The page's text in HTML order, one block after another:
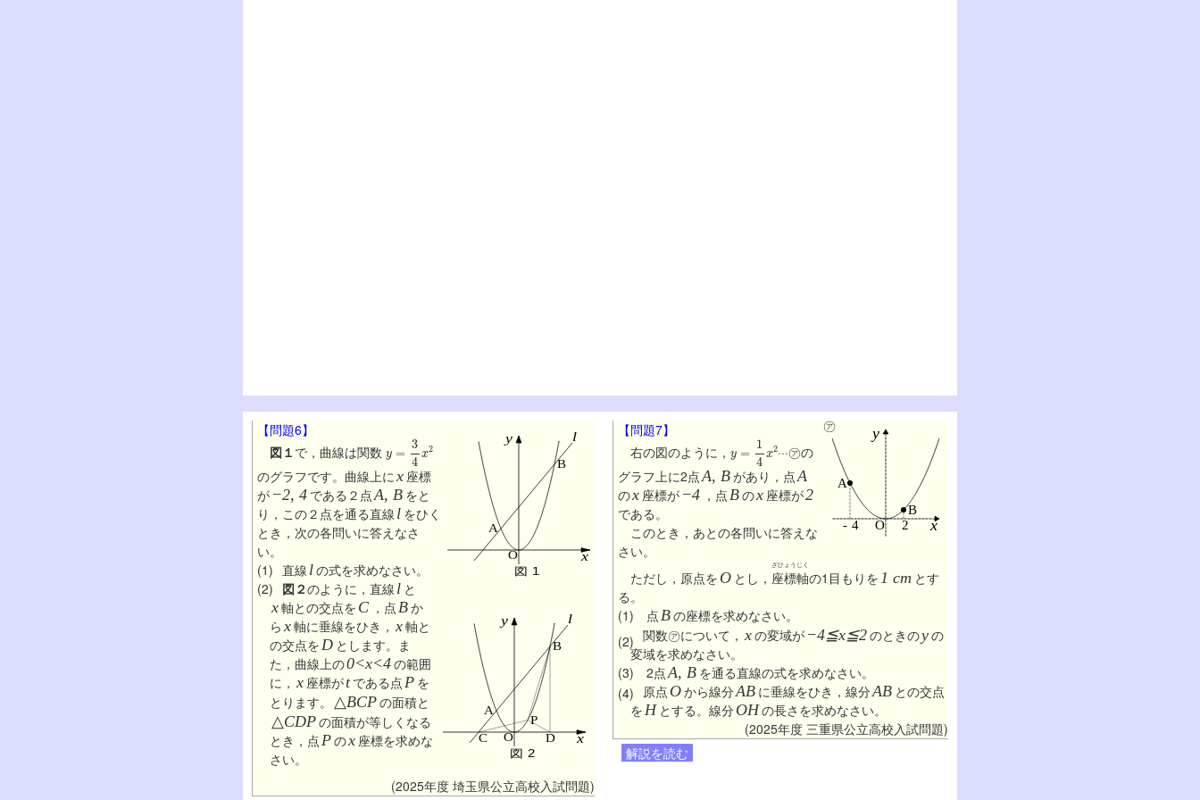
【問題6】
図１ で，曲線は関数 4x
のグラフです。曲線上に x 座標
が −2, 4 である２点A, B をと
り，この２点を通る直線 l をひく
とき，次の各問いに答えなさ
い。
(1)直線 lの式を求めなさい。
(2) 図２のように，直線 l と
x軸との交点を C ，点 Bか
ら x軸に垂線をひき， x軸と
の交点を D とします。ま
た，曲線上の0<x<4の範囲
に， x 座標がt である点 P を
とります。
△BCPの面積と
△CDPの面積が等しくなる
とき，点 Pのx 座標を求めな
さい。
(2025年度 埼玉県公立高校入試問題)
㋐
【問題7】
右の図のように，
4x
···㋐の
グラフ上に2点A, Bがあり，点A
のx 座標が −4 ，点 Bのx 座標が2
である。
このとき，あとの各問いに答えな
さい。
ただし，原点を O とし， 座標軸
ざひょうじく
の1目もりを 1 cm とす
る。
(1) 点 Bの座標を求めなさい。
(2)関数㋐について， xの変域が −4≦x≦2のときのyの
変域を求めなさい。
(3) 2点A, B を通る直線の式を求めなさい。
(4)原点 Oから線分AB に垂線をひき，線分AB との交点
を H とする。線分OHの長さを求めなさい。
(2025年度 三重県公立高校入試問題)
解説を読む